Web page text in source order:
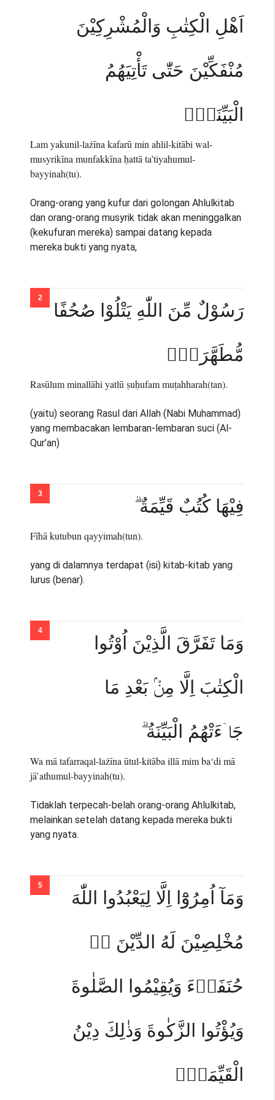
اَهْلِ الْكِتٰبِ وَالْمُشْرِكِيْنَ
مُنْفَكِّيْنَ حَتّٰى تَأْتِيَهُمُ
الْبَيِّنَةُۙ
Lam yakunil-lażīna kafarū min ahlil-kitābi wal-
musyrikīna munfakkīna ḥattā ta’tiyahumul-
bayyinah(tu).
Orang-orang yang kufur dari golongan Ahlulkitab
dan orang-orang musyrik tidak akan meninggalkan
(kekufuran mereka) sampai datang kepada
mereka bukti yang nyata,
رَسُوْلٌ مِّنَ اللّٰهِ يَتْلُوْا صُحُفًا
مُّطَهَّرَةًۙ
Rasūlum minallāhi yatlū ṣuḥufam muṭahharah(tan).
(yaitu) seorang Rasul dari Allah (Nabi Muhammad)
yang membacakan lembaran-lembaran suci (Al-
Qur’an)
فِيْهَا كُتُبٌ قَيِّمَةٌ ۗ
Fīhā kutubun qayyimah(tun).
yang di dalamnya terdapat (isi) kitab-kitab yang
lurus (benar).
وَمَا تَفَرَّقَ الَّذِيْنَ اُوْتُوا
الْكِتٰبَ اِلَّا مِنْۢ بَعْدِ مَا
جَاۤءَتْهُمُ الْبَيِّنَةُ ۗ
Wa mā tafarraqal-lażīna ūtul-kitāba illā mim ba‘di mā
jā’athumul-bayyinah(tu).
Tidaklah terpecah-belah orang-orang Ahlulkitab,
melainkan setelah datang kepada mereka bukti
yang nyata.
وَمَآ اُمِرُوْٓا اِلَّا لِيَعْبُدُوا اللّٰهَ
مُخْلِصِيْنَ لَهُ الدِّيْنَ ەۙ
حُنَفَاۤءَ وَيُقِيْمُوا الصَّلٰوةَ
وَيُؤْتُوا الزَّكٰوةَ وَذٰلِكَ دِيْنُ
الْقَيِّمَةِۗ